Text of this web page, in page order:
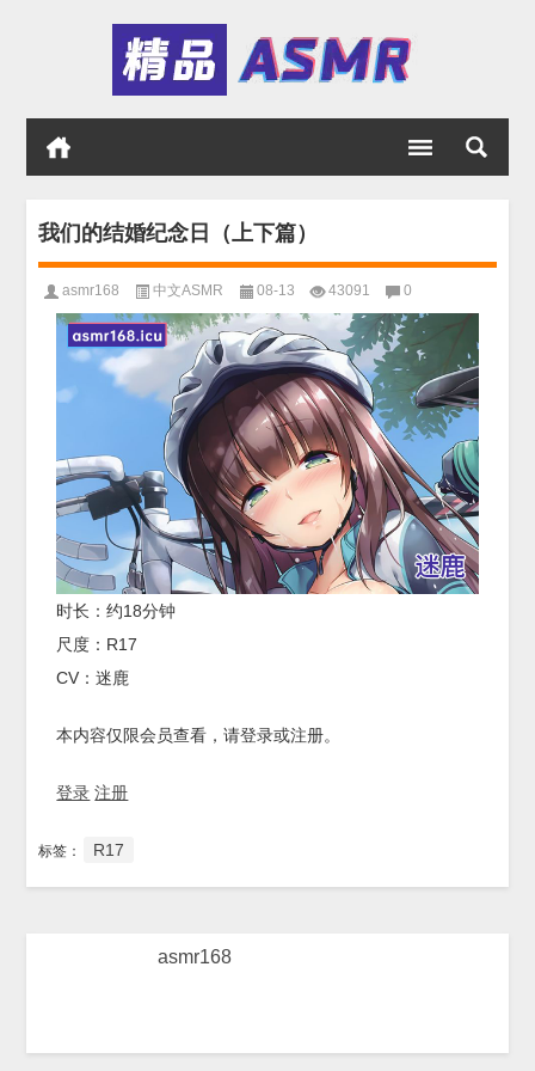
我们的结婚纪念日（上下篇）
asmr168 中文ASMR 08-13 43091 0
时长：约18分钟
尺度：R17
CV：迷鹿
本内容仅限会员查看，请登录或注册。
登录 注册
标签： R17
asmr168